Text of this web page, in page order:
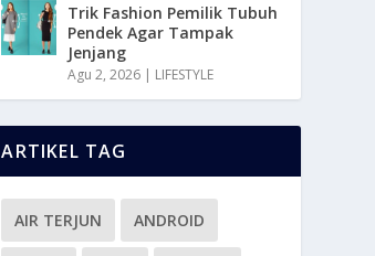
Trik Fashion Pemilik Tubuh
Pendek Agar Tampak
Jenjang
Agu 2, 2026 | LIFESTYLE
ARTIKEL TAG
AIR TERJUN ANDROID